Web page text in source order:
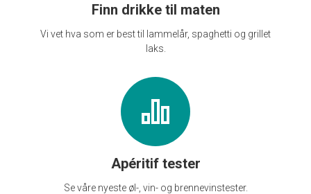
Finn drikke til maten
Vi vet hva som er best til lammelår, spaghetti og grillet
laks.
Apéritif tester
Se våre nyeste øl-, vin- og brennevinstester.